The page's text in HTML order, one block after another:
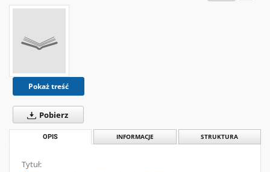
Pokaż treść
Pobierz
OPIS INFORMACJE STRUKTURA
Tytuł: